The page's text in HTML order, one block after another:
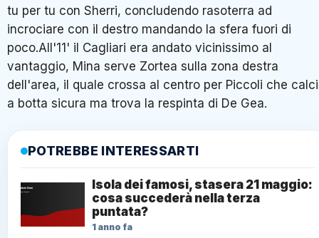
tu per tu con Sherri, concludendo rasoterra ad
incrociare con il destro mandando la sfera fuori di
poco.All'11' il Cagliari era andato vicinissimo al
vantaggio, Mina serve Zortea sulla zona destra
dell'area, il quale crossa al centro per Piccoli che
a botta sicura ma trova la respinta di De Gea.
POTREBBE INTERESSARTI
Isola dei famosi, stasera 21 maggio:
cosa succederà nella terza
puntata?
1 anno fa